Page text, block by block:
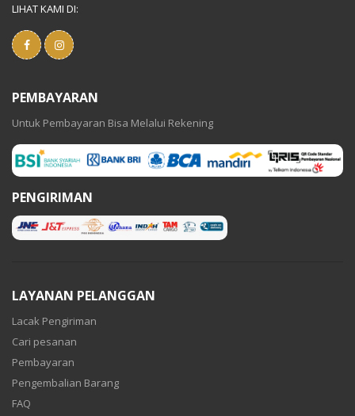
LIHAT KAMI DI:
PEMBAYARAN
Untuk Pembayaran Bisa Melalui Rekening
PENGIRIMAN
LAYANAN PELANGGAN
Lacak Pengiriman
Cari pesanan
Pembayaran
Pengembalian Barang
FAQ